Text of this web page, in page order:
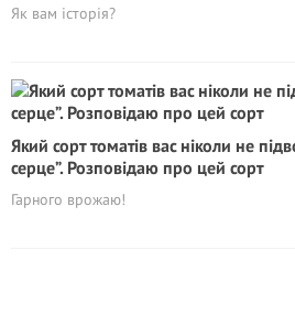
Як вам історія?
Який сорт томатів вас ніколи не
серце”. Розповідаю про цей сорт
Гарного врожаю!